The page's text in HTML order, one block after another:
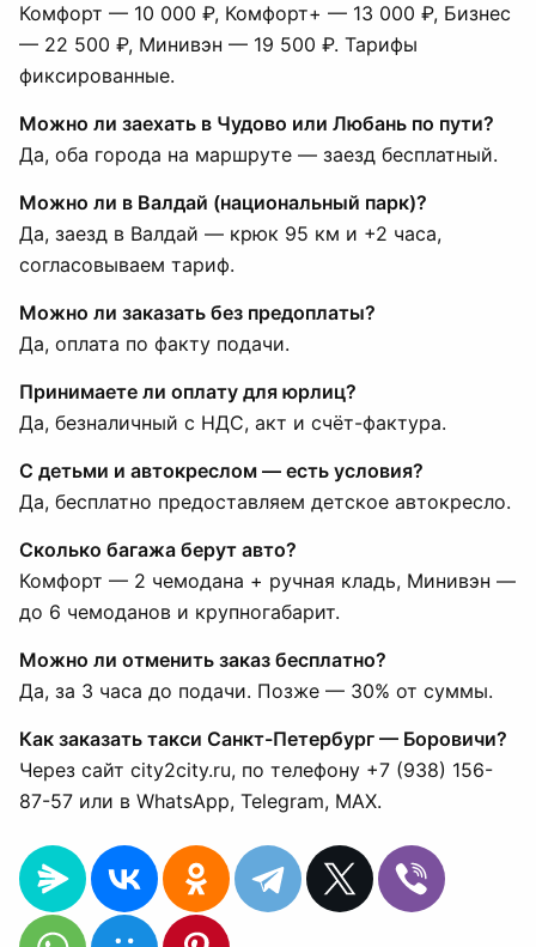
Комфорт — 10 000 ₽, Комфорт+ — 13 000 ₽, Бизнес
— 22 500 ₽, Минивэн — 19 500 ₽. Тарифы
фиксированные.
Можно ли заехать в Чудово или Любань по пути?
Да, оба города на маршруте — заезд бесплатный.
Можно ли в Валдай (национальный парк)?
Да, заезд в Валдай — крюк 95 км и +2 часа,
согласовываем тариф.
Можно ли заказать без предоплаты?
Да, оплата по факту подачи.
Принимаете ли оплату для юрлиц?
Да, безналичный с НДС, акт и счёт-фактура.
С детьми и автокреслом — есть условия?
Да, бесплатно предоставляем детское автокресло.
Сколько багажа берут авто?
Комфорт — 2 чемодана + ручная кладь, Минивэн —
до 6 чемоданов и крупногабарит.
Можно ли отменить заказ бесплатно?
Да, за 3 часа до подачи. Позже — 30% от суммы.
Как заказать такси Санкт-Петербург — Боровичи?
Через сайт city2city.ru, по телефону +7 (938) 156-
87-57 или в WhatsApp, Telegram, MAX.